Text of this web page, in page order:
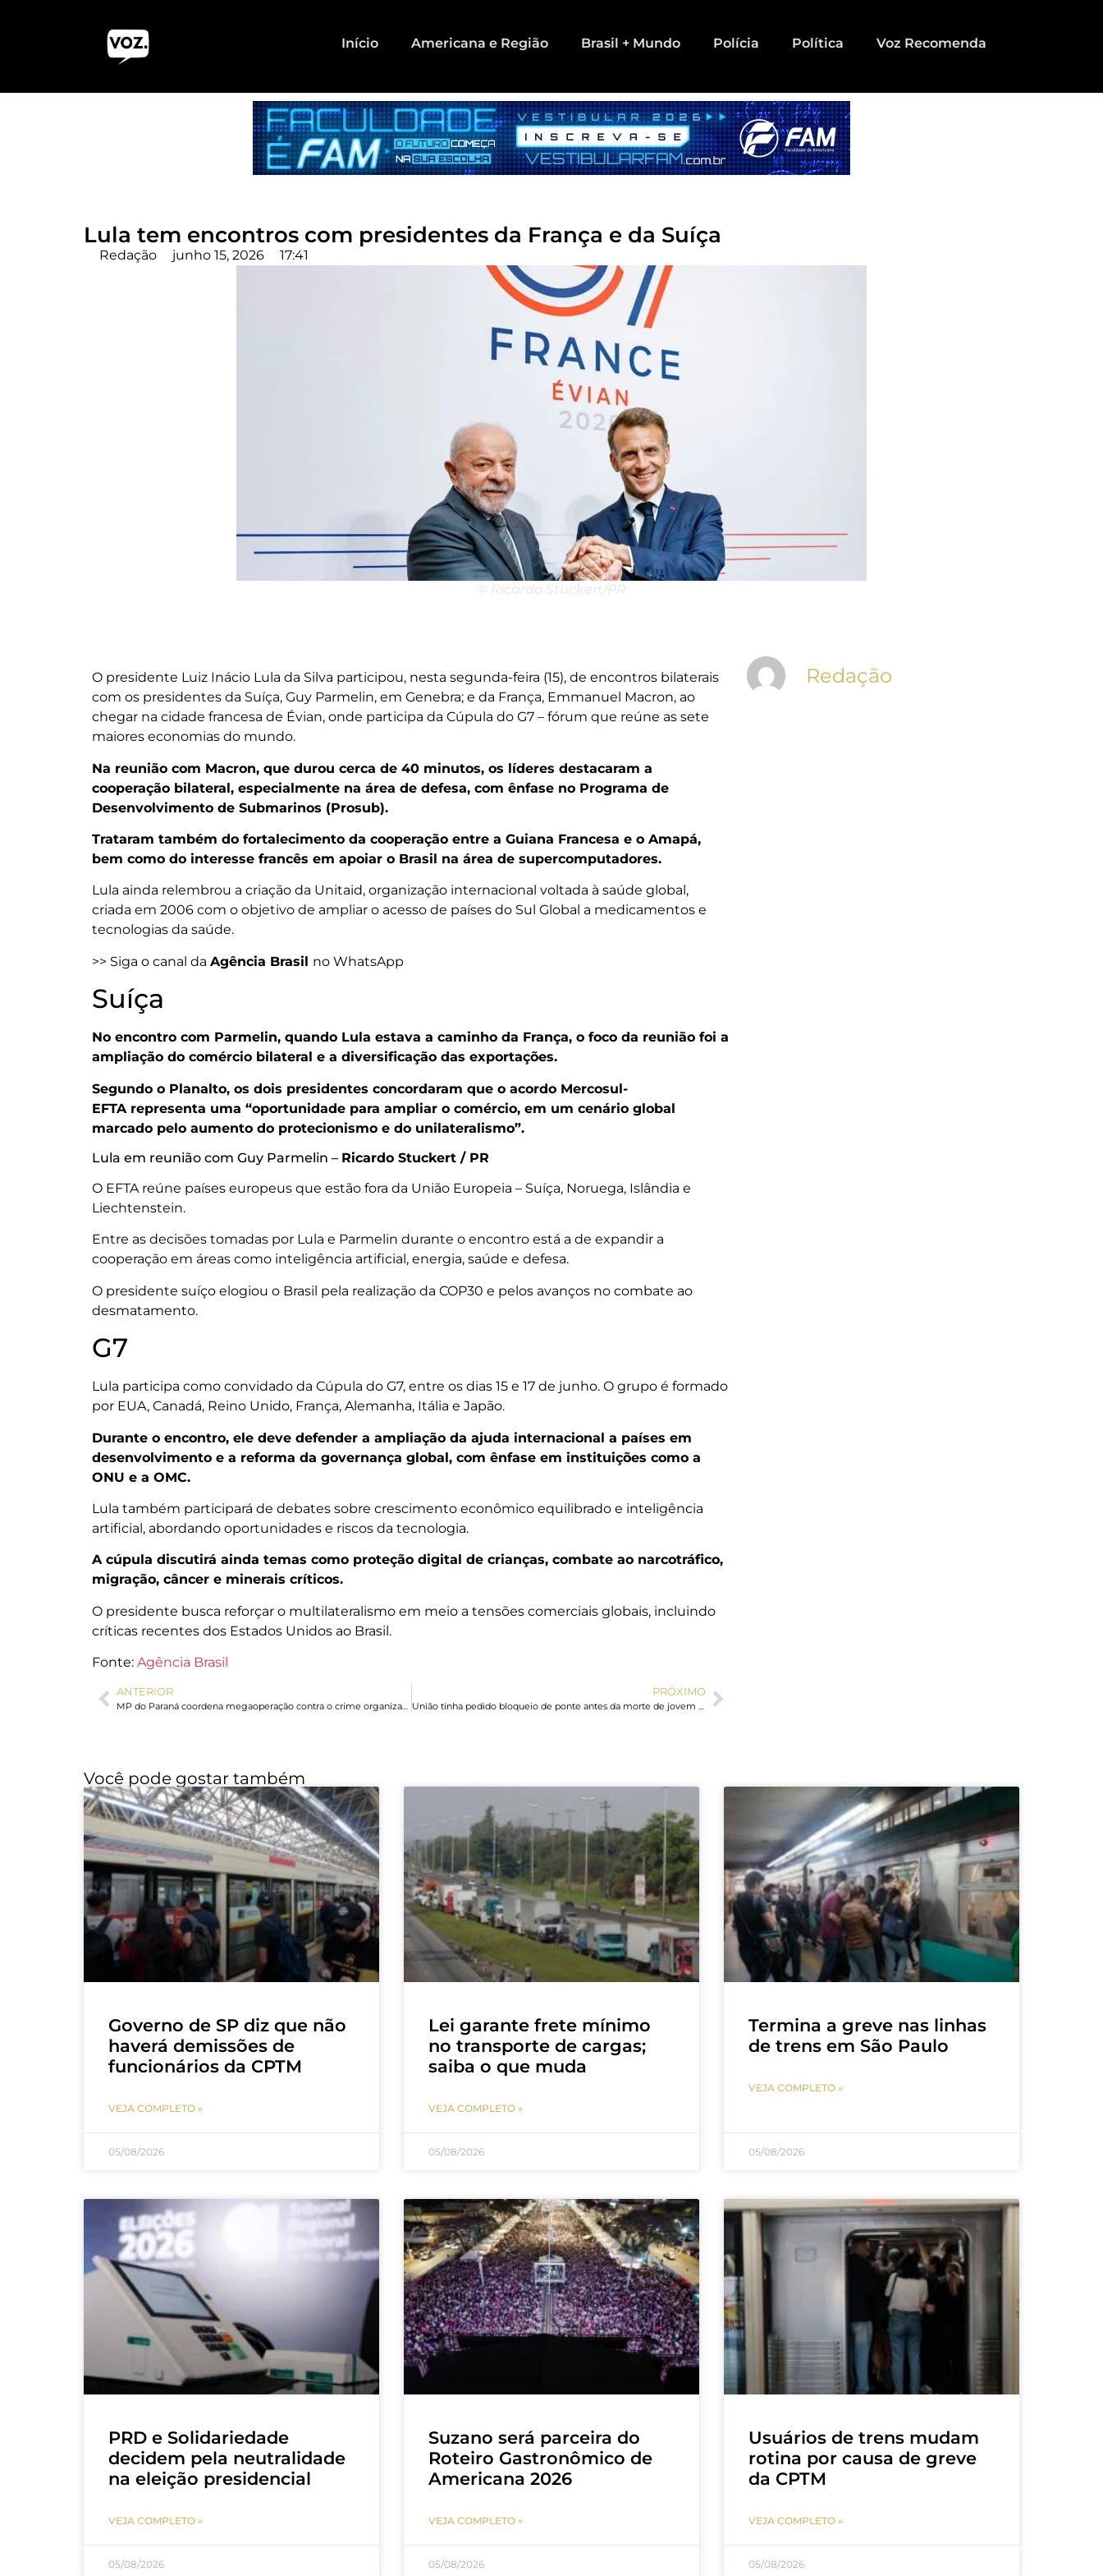
Início Americana e Região Brasil + Mundo Polícia Política Voz Recomenda
Lula tem encontros com presidentes da França e da Suíça
Redação junho 15, 2026 17:41
© Ricardo Stuckert/PR
O presidente Luiz Inácio Lula da Silva participou, nesta segunda-feira (15), de encontros bilaterais
com os presidentes da Suíça, Guy Parmelin, em Genebra; e da França, Emmanuel Macron, ao
chegar na cidade francesa de Évian, onde participa da Cúpula do G7 – fórum que reúne as sete
maiores economias do mundo.
Na reunião com Macron, que durou cerca de 40 minutos, os líderes destacaram a
cooperação bilateral, especialmente na área de defesa, com ênfase no Programa de
Desenvolvimento de Submarinos (Prosub).
Trataram também do fortalecimento da cooperação entre a Guiana Francesa e o Amapá,
bem como do interesse francês em apoiar o Brasil na área de supercomputadores.
Lula ainda relembrou a criação da Unitaid, organização internacional voltada à saúde global,
criada em 2006 com o objetivo de ampliar o acesso de países do Sul Global a medicamentos e
tecnologias da saúde.
>> Siga o canal da Agência Brasil no WhatsApp
Suíça
No encontro com Parmelin, quando Lula estava a caminho da França, o foco da reunião foi a
ampliação do comércio bilateral e a diversificação das exportações.
Segundo o Planalto, os dois presidentes concordaram que o acordo Mercosul-
EFTA representa uma “oportunidade para ampliar o comércio, em um cenário global
marcado pelo aumento do protecionismo e do unilateralismo”.
Lula em reunião com Guy Parmelin – Ricardo Stuckert / PR
O EFTA reúne países europeus que estão fora da União Europeia – Suíça, Noruega, Islândia e
Liechtenstein.
Entre as decisões tomadas por Lula e Parmelin durante o encontro está a de expandir a
cooperação em áreas como inteligência artificial, energia, saúde e defesa.
O presidente suíço elogiou o Brasil pela realização da COP30 e pelos avanços no combate ao
desmatamento.
G7
Lula participa como convidado da Cúpula do G7, entre os dias 15 e 17 de junho. O grupo é formado
por EUA, Canadá, Reino Unido, França, Alemanha, Itália e Japão.
Durante o encontro, ele deve defender a ampliação da ajuda internacional a países em
desenvolvimento e a reforma da governança global, com ênfase em instituições como a
ONU e a OMC.
Lula também participará de debates sobre crescimento econômico equilibrado e inteligência
artificial, abordando oportunidades e riscos da tecnologia.
A cúpula discutirá ainda temas como proteção digital de crianças, combate ao narcotráfico,
migração, câncer e minerais críticos.
O presidente busca reforçar o multilateralismo em meio a tensões comerciais globais, incluindo
críticas recentes dos Estados Unidos ao Brasil.
Fonte: Agência Brasil
ANTERIOR
MP do Paraná coordena megaoperação contra o crime organizado
PRÓXIMO
União tinha pedido bloqueio de ponte antes da morte de jovem em salto
Redação
Você pode gostar também
Governo de SP diz que não
haverá demissões de
funcionários da CPTM
VEJA COMPLETO »
05/08/2026
Lei garante frete mínimo
no transporte de cargas;
saiba o que muda
VEJA COMPLETO »
05/08/2026
Termina a greve nas linhas
de trens em São Paulo
VEJA COMPLETO »
05/08/2026
PRD e Solidariedade
decidem pela neutralidade
na eleição presidencial
VEJA COMPLETO »
05/08/2026
Suzano será parceira do
Roteiro Gastronômico de
Americana 2026
VEJA COMPLETO »
05/08/2026
Usuários de trens mudam
rotina por causa de greve
da CPTM
VEJA COMPLETO »
05/08/2026